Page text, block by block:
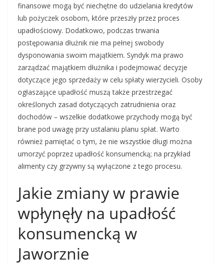
finansowe mogą być niechętne do udzielania kredytów
lub pożyczek osobom, które przeszły przez proces
upadłościowy. Dodatkowo, podczas trwania
postępowania dłużnik nie ma pełnej swobody
dysponowania swoim majątkiem. Syndyk ma prawo
zarządzać majątkiem dłużnika i podejmować decyzje
dotyczące jego sprzedaży w celu spłaty wierzycieli. Osoby
ogłaszające upadłość muszą także przestrzegać
określonych zasad dotyczących zatrudnienia oraz
dochodów – wszelkie dodatkowe przychody mogą być
brane pod uwagę przy ustalaniu planu spłat. Warto
również pamiętać o tym, że nie wszystkie długi można
umorzyć poprzez upadłość konsumencką; na przykład
alimenty czy grzywny są wyłączone z tego procesu.
Jakie zmiany w prawie
wpłynęły na upadłość
konsumencką w
Jaworznie